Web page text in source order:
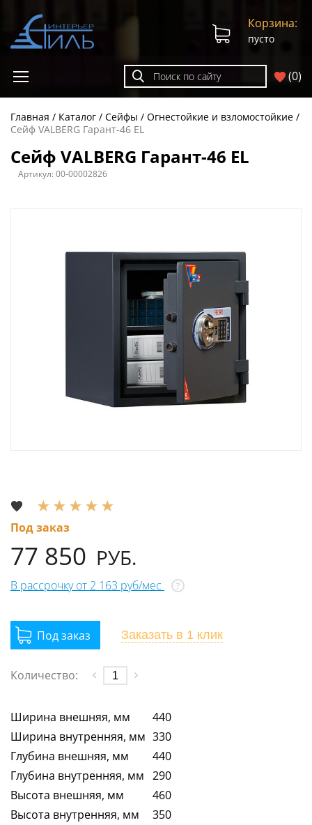
(0)
Корзина:
пусто
Главная Каталог Сейфы
Огнестойкие и взломостойкие
Сейф VALBERG Гарант-46 EL
Сейф VALBERG Гарант-46 EL
Артикул:00-00002826
Под заказ
77 850 РУБ.
В рассрочку от 2 163 руб/мес ?
Заказать в 1 клик
Количество:
Ширина внешняя, мм
440
Ширина внутренняя, мм 330
Глубина внешняя, мм
440
Глубина внутренняя, мм 290
Высота внешняя, мм
460
Высота внутренняя, мм
350